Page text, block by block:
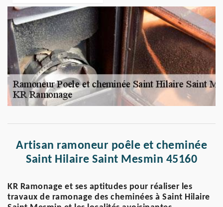
Artisan ramoneur poêle et cheminée
Saint Hilaire Saint Mesmin 45160
KR Ramonage et ses aptitudes pour réaliser les
travaux de ramonage des cheminées à Saint Hilaire